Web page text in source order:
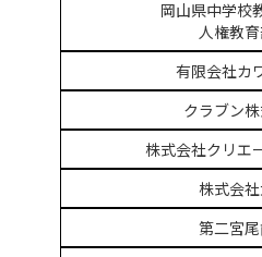
岡山県中学校
人権教
有限会社カ
クラブン
株式会社クリエ
株式会
第二宮